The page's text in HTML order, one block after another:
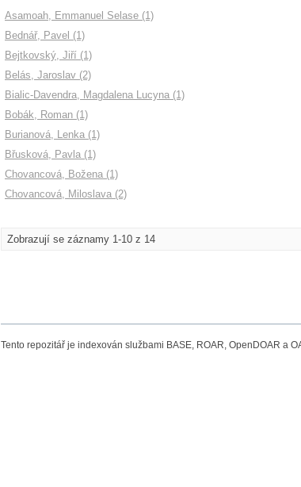
Asamoah, Emmanuel Selase (1)
Bednář, Pavel (1)
Bejtkovský, Jiří (1)
Belás, Jaroslav (2)
Bialic-Davendra, Magdalena Lucyna (1)
Bobák, Roman (1)
Burianová, Lenka (1)
Břusková, Pavla (1)
Chovancová, Božena (1)
Chovancová, Miloslava (2)
Zobrazují se záznamy 1-10 z 14
Tento repozitář je indexován službami BASE, ROAR, OpenDOAR a